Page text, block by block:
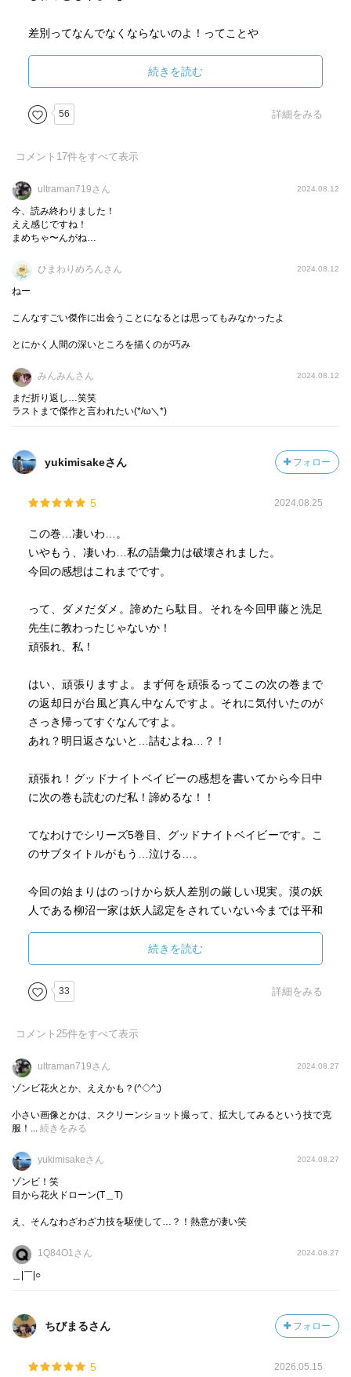
今回もとても上手く使われていました
｀ﾟ)ﾟ｡
それにしても蓋を開けてみれば
青目の計画が恐ろしい、、、、
終着点はどこよ！？
どうすれば満足なのよー！？
また泣いてる自分がいました
今回は脇坂が自信をなくしていて
少し元気がなく
そのせいか全体の雰囲気も暗くなってますが
イケメンパラダイスコスプレアフタヌーンティーが開催さ
れていたり
（素敵な姉だった♡
他のお姉さんも出てこないかなー）
ウロさんがソリティアをマスターしたり
（ウロさんを推し2番手にしようかなと最近思ってます）
ほっとする場面もちゃんとあります
次は何を仕掛けてくるのか、、、
ドキドキする、、、、
差別ってなんでなくならないのよ！ってことや
めっちゃ考えさせられる
そして強い人になるってどういうことなんだろう？って
そしてね「妖人」っていう設定が、単なるキャラもんじゃ
この物語に「妖人」がいる必然性がめちゃくちゃに感じら
れる
榎田ユウリさんが「妖人」を生み出した必然性がめちゃく
ちゃに感じられる
そんなシリーズ第5巻でした！
ユッキー、ウルちゃん早く追いついておいで！マジ凄いで
続きを読む
56 詳細をみる
コメント 17件をすべて表示
ultraman719さん 2024.08.12
今、読み終わりました！
ええ感じですね！
まめちゃ〜んがね…
ひまわりめろんさん 2024.08.12
ねー
こんなすごい傑作に出会うことになるとは思ってもみなかったよ
とにかく人間の深いところを描くのが巧み
みんみんさん 2024.08.12
まだ折り返し…笑笑
ラストまで傑作と言われたい(*/ω＼*)
yukimisakeさん フォロー
5 2024.08.25
この巻…凄いわ…。
いやもう、凄いわ…私の語彙力は破壊されました。
今回の感想はこれまでです。
って、ダメだダメ。諦めたら駄目。それを今回甲藤と洗足
先生に教わったじゃないか！
頑張れ、私！
はい、頑張りますよ。まず何を頑張るってこの次の巻まで
の返却日が台風ど真ん中なんですよ。それに気付いたのが
さっき帰ってすぐなんですよ。
あれ？明日返さないと…詰むよね…？！
頑張れ！グッドナイトベイビーの感想を書いてから今日中
に次の巻も読むのだ私！諦めるな！！
てなわけでシリーズ5巻目、グッドナイトベイビーです。こ
のサブタイトルがもう…泣ける…。
今回の始まりはのっけから妖人差別の厳しい現実。漠の妖
人である柳沼一家は妖人認定をされていない今までは平和
ところが、柳沼の妖人認定がバレた途端に子供にまで被害
が及び、サッカーをしていてもボールを一度も回して貰え
ない等のいじめが勃発。原因となったのがとあるママ友内
のリーダー格である女性だと判明。
しよう。」というアレです。
こんちくしょう！と思いはしたものの、彼女にも根深い事
情が…。
更には妖人差別により暴力を奮った過激派に対して、堪忍
袋の緒が切れた妖人達が仕返しに走るという痛ましい負の
連鎖まで起きてしまいます。
が、妖人認定の意義とは一体なんなのか。脇坂達、警察も
そしてこの事件が、我らがマメくんの過去とリンクして行
のレビューで拝見して、展開は全く読めないけど嫌な予感
確かに純粋すぎるマメくん。何か過去があった事は匂わせ
続きを読む
33 詳細をみる
コメント 25件をすべて表示
ultraman719さん 2024.08.27
ゾンビ花火とか、ええかも？(^◇^;)
小さい画像とかは、スクリーンショット撮って、拡大してみるという技で克
服！... 続きをみる
yukimisakeさん 2024.08.27
ゾンビ！笑
目から花火ドローン(T＿T)
え、そんなわざわざ力技を駆使して…？！熱意が凄い笑
1Q84O1さん 2024.08.27
＿|￣|○
ちびまるさん フォロー
5 2026.05.15